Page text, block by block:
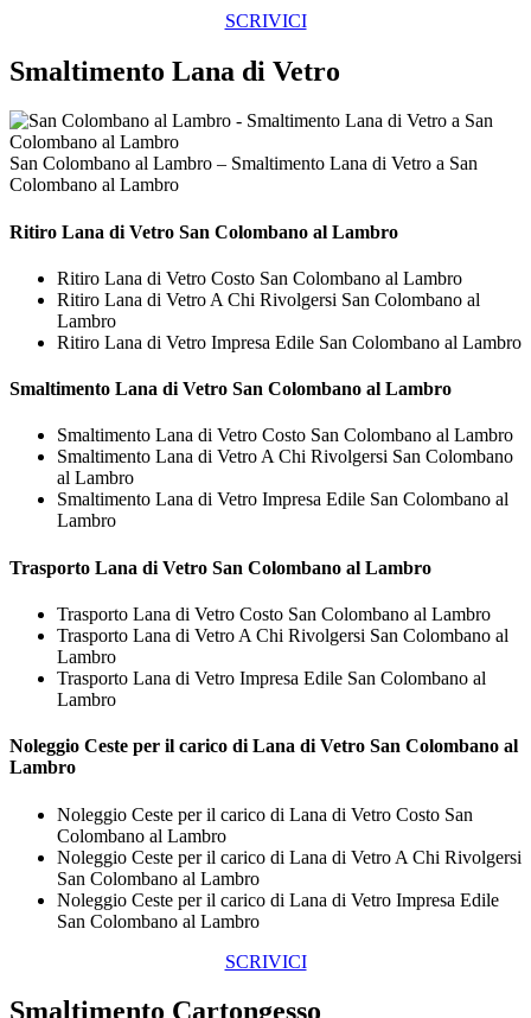
SCRIVICI
Smaltimento Lana di Vetro
San Colombano al Lambro – Smaltimento Lana di Vetro a San
Colombano al Lambro
Ritiro Lana di Vetro San Colombano al Lambro
Ritiro Lana di Vetro Costo San Colombano al Lambro
Ritiro Lana di Vetro A Chi Rivolgersi San Colombano al
Lambro
Ritiro Lana di Vetro Impresa Edile San Colombano al Lambro
Smaltimento Lana di Vetro San Colombano al Lambro
Smaltimento Lana di Vetro Costo San Colombano al Lambro
Smaltimento Lana di Vetro A Chi Rivolgersi San Colombano
al Lambro
Smaltimento Lana di Vetro Impresa Edile San Colombano al
Lambro
Trasporto Lana di Vetro San Colombano al Lambro
Trasporto Lana di Vetro Costo San Colombano al Lambro
Trasporto Lana di Vetro A Chi Rivolgersi San Colombano al
Lambro
Trasporto Lana di Vetro Impresa Edile San Colombano al
Lambro
Noleggio Ceste per il carico di Lana di Vetro San Colombano al
Lambro
Noleggio Ceste per il carico di Lana di Vetro Costo San
Colombano al Lambro
Noleggio Ceste per il carico di Lana di Vetro A Chi Rivolgersi
San Colombano al Lambro
Noleggio Ceste per il carico di Lana di Vetro Impresa Edile
San Colombano al Lambro
SCRIVICI
Smaltimento Cartongesso